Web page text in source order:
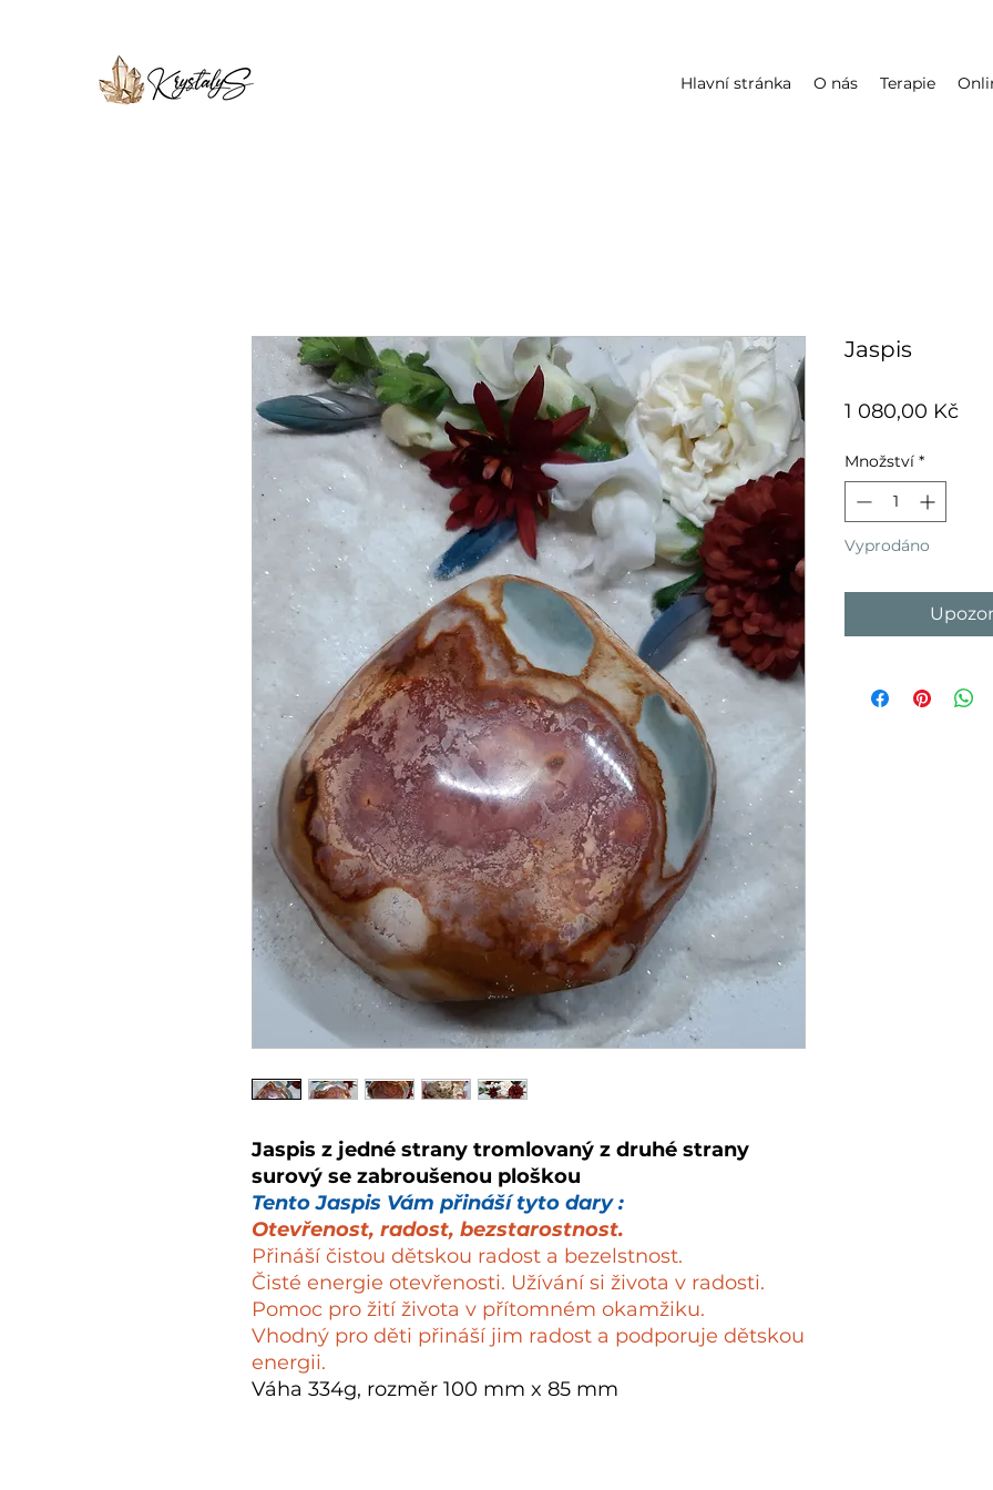
Hlavní stránka O nás Terapie
Jaspis z jedné strany tromlovaný z druhé strany
surový se zabroušenou ploškou
Tento Jaspis Vám přináší tyto dary :
Otevřenost, radost, bezstarostnost.
Přináší čistou dětskou radost a bezelstnost.
Čisté energie otevřenosti. Užívání si života v radosti.
Pomoc pro žití života v přítomném okamžiku.
Vhodný pro děti přináší jim radost a podporuje dětskou
energii.
Váha 334g, rozměr 100 mm x 85 mm
Jaspis
1 080,00 Kč
Množství *
Vyprodáno